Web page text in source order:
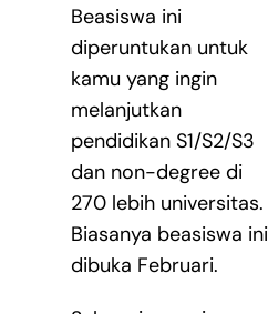
Beasiswa ini
diperuntukan untuk
kamu yang ingin
melanjutkan
pendidikan S1/S2/S3
dan non-degree di
270 lebih universitas.
Biasanya beasiswa ini
dibuka Februari.